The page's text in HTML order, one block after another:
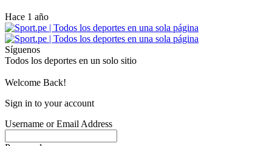
Hace 1 año
Síguenos
Todos los deportes en un solo sitio
Welcome Back!
Sign in to your account
Username or Email Address